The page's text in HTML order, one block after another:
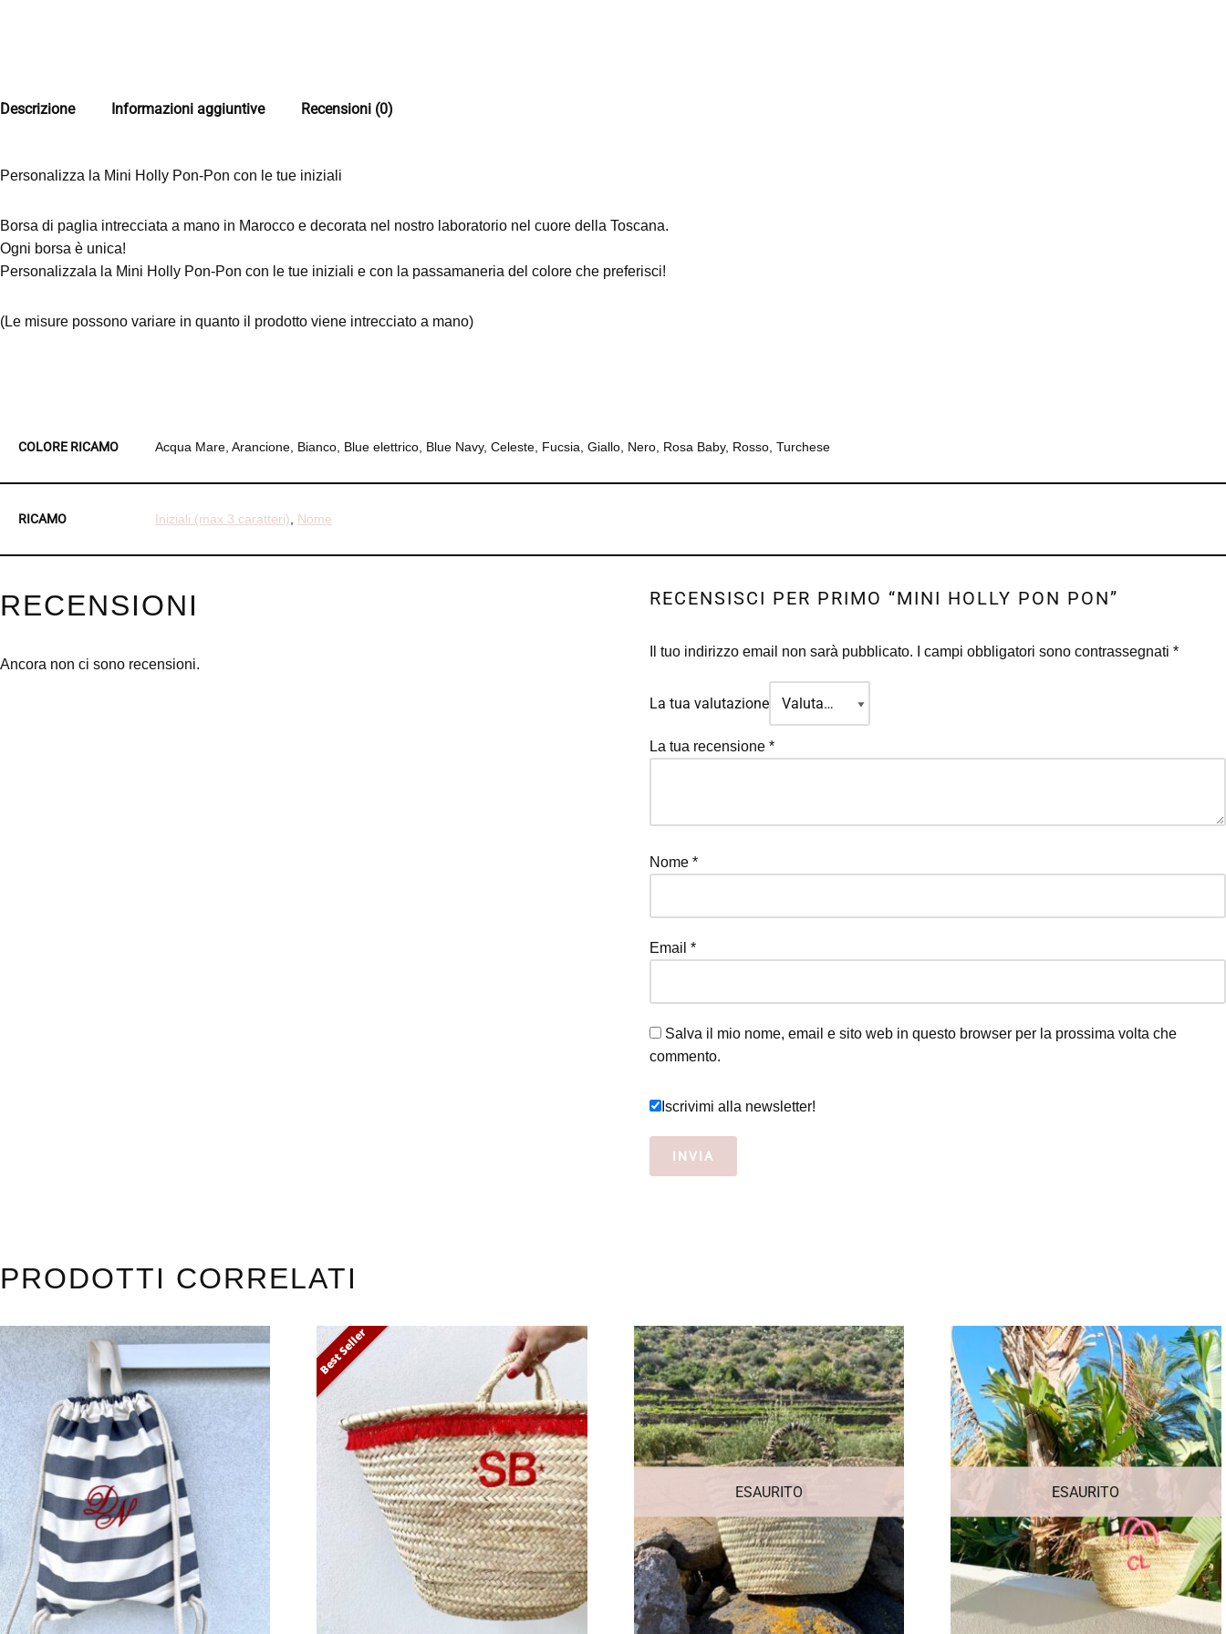
Descrizione Informazioni aggiuntive Recensioni (0)
Personalizza la Mini Holly Pon-Pon con le tue iniziali
Borsa di paglia intrecciata a mano in Marocco e decorata nel nostro laboratorio nel cuore della Toscana.
Ogni borsa è unica!
Personalizzala la Mini Holly Pon-Pon con le tue iniziali e con la passamaneria del colore che preferisci!
(Le misure possono variare in quanto il prodotto viene intrecciato a mano)
COLORE RICAMO Acqua Mare, Arancione, Bianco, Blue elettrico, Blue Navy, Celeste, Fucsia, Giallo, Nero, Rosa Baby, Rosso, Turchese
RICAMO Iniziali (max 3 caratteri) Nome
RECENSIONI
Ancora non ci sono recensioni.
RECENSISCI PER PRIMO “MINI HOLLY PON PON”
Il tuo indirizzo email non sarà pubblicato. I campi obbligatori sono contrassegnati *
La tua valutazione
La tua recensione *
Nome *
Email *
Salva il mio nome, email e sito web in questo browser per la prossima volta che
commento.
Iscrivimi alla newsletter!
PRODOTTI CORRELATI
Best Seller
ESAURITO ESAURITO